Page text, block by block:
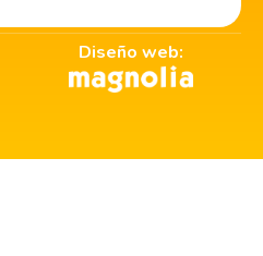
Diseño web: